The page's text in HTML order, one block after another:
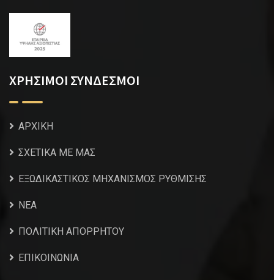
ΧΡΗΣΙΜΟΙ ΣΥΝΔΕΣΜΟΙ
ΑΡΧΙΚΗ
ΣΧΕΤΙΚΑ ΜΕ ΜΑΣ
ΕΞΩΔΙΚΑΣΤΙΚΟΣ ΜΗΧΑΝΙΣΜΟΣ ΡΥΘΜΙΣΗΣ
NEA
ΠΟΛΙΤΙΚΗ ΑΠΟΡΡΗΤΟΥ
ΕΠΙΚΟΙΝΩΝΙΑ